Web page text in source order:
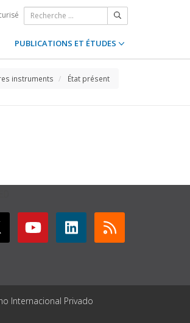
PUBLICATIONS ET ÉTUDES
instruments État présent
Internacional Privado